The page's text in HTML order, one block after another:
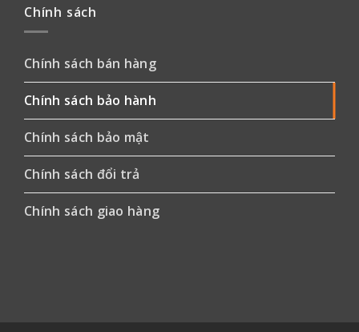
Chính sách
Chính sách bán hàng
Chính sách bảo hành
Chính sách bảo mật
Chính sách đổi trả
Chính sách giao hàng